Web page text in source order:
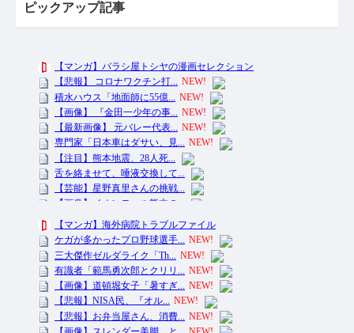
ピックアップ記事